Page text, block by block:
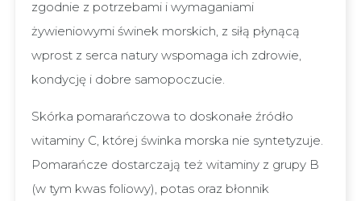
zgodnie z potrzebami i wymaganiami
żywieniowymi świnek morskich, z siłą płynącą
wprost z serca natury wspomaga ich zdrowie,
kondycję i dobre samopoczucie.
Skórka pomarańczowa to doskonałe źródło
witaminy C, której świnka morska nie syntetyzuje.
Pomarańcze dostarczają też witaminy z grupy B
(w tym kwas foliowy), potas oraz błonnik